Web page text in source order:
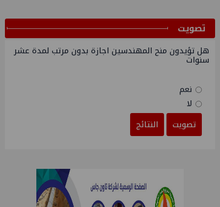
ﺗﺼﻮﻳﺖ
هل تؤيدون منح المهندسين اجازة بدون مرتب لمدة عشر
سنوات
نعم
لا
تصويت
النتائج